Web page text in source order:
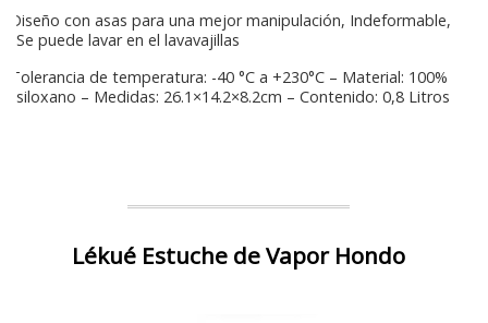
Diseño con asas para una mejor manipulación, Indeformable,
Se puede lavar en el lavavajillas
Tolerancia de temperatura: -40 °C a +230°C – Material: 100%
siloxano – Medidas: 26.1×14.2×8.2cm – Contenido: 0,8 Litros
Lékué Estuche de Vapor Hondo